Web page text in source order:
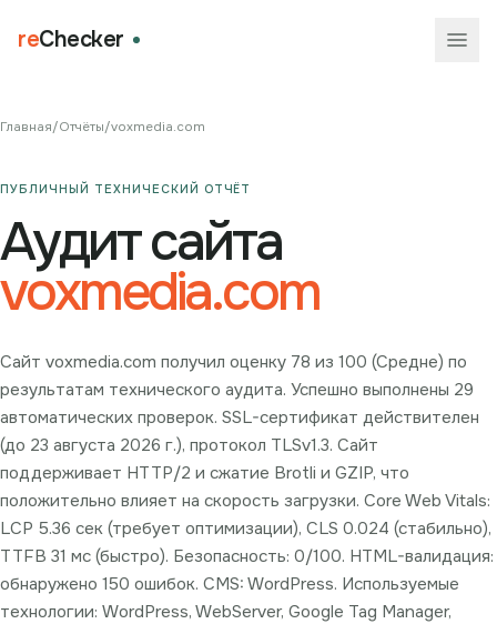
reChecker
Главная/Отчёты/voxmedia.com
ПУБЛИЧНЫЙ ТЕХНИЧЕСКИЙ ОТЧЁТ
Аудит сайта
voxmedia.com
Сайт voxmedia.com получил оценку 78 из 100 (Средне) по
результатам технического аудита. Успешно выполнены 29
автоматических проверок. SSL-сертификат действителен
(до 23 августа 2026 г.), протокол TLSv1.3. Сайт
поддерживает HTTP/2 и сжатие Brotli и GZIP, что
положительно влияет на скорость загрузки. Core Web Vitals:
LCP 5.36 сек (требует оптимизации), CLS 0.024 (стабильно),
TTFB 31 мс (быстро). Безопасность: 0/100. HTML-валидация:
обнаружено 150 ошибок. CMS: WordPress. Используемые
технологии: WordPress, WebServer, Google Tag Manager,